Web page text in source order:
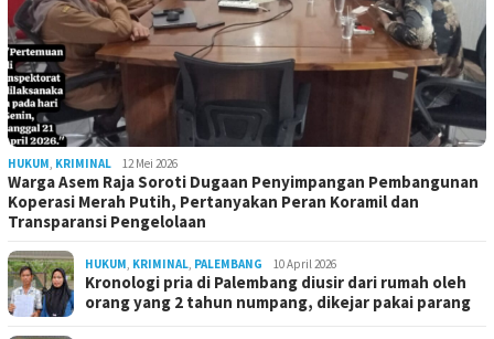
HUKUM KRIMINAL 12 Mei 2026
Warga Asem Raja Soroti Dugaan Penyimpangan Pembangunan
Koperasi Merah Putih, Pertanyakan Peran Koramil dan
Transparansi Pengelolaan
HUKUM KRIMINAL PALEMBANG 10 April 2026
Kronologi pria di Palembang diusir dari rumah oleh
orang yang 2 tahun numpang, dikejar pakai parang